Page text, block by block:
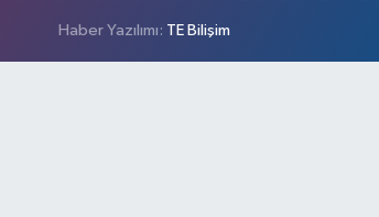
Haber Yazılımı: TE Bilişim